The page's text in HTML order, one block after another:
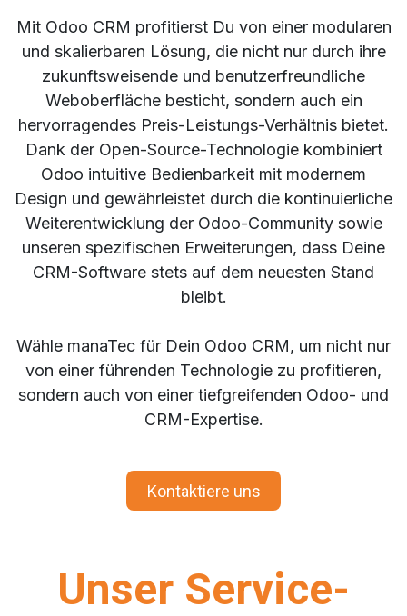
Mit Odoo CRM profitierst Du von einer modularen
und skalierbaren Lösung, die nicht nur durch ihre
zukunftsweisende und benutzerfreundliche
Weboberfläche besticht, sondern auch ein
hervorragendes Preis-Leistungs-Verhältnis bietet.
Dank der Open-Source-Technologie kombiniert
Odoo intuitive Bedienbarkeit mit modernem
Design und gewährleistet durch die kontinuierliche
Weiterentwicklung der Odoo-Community sowie
unseren spezifischen Erweiterungen, dass Deine
CRM-Software stets auf dem neuesten Stand
bleibt.
Wähle manaTec für Dein Odoo CRM, um nicht nur
von einer führenden Technologie zu profitieren,
sondern auch von einer tiefgreifenden Odoo- und
CRM-Expertise.
Kontaktiere uns
Unser Service-